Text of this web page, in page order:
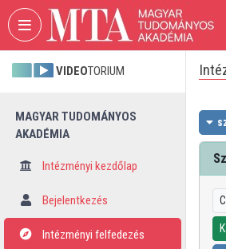
Fejléc kihagyása Menü kihagyása Tartalom
VIDEOTORIUM
MAGYAR TUDOMÁNYOS
AKADÉMIA
Intézményi kezdőlap
Bejelentkezés
Intézményi felfedezés